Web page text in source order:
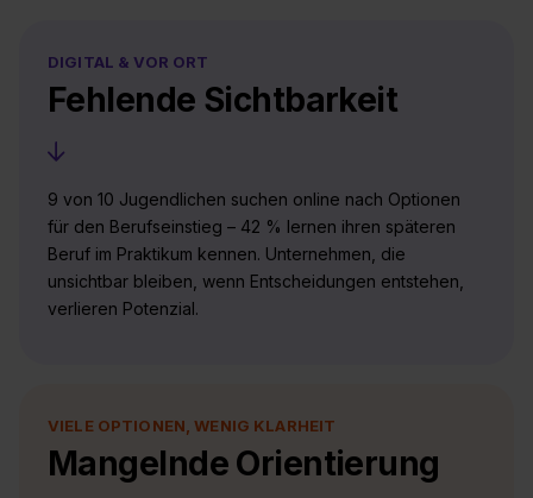
DIGITAL & VOR ORT
Fehlende Sichtbarkeit
9 von 10 Jugendlichen suchen online nach Optionen
für den Berufseinstieg – 42 % lernen ihren späteren
Beruf im Praktikum kennen. Unternehmen, die
unsichtbar bleiben, wenn Entschei­dungen entstehen,
verlieren Potenzial.
VIELE OPTIONEN, WENIG KLARHEIT
Mangelnde Orientierung